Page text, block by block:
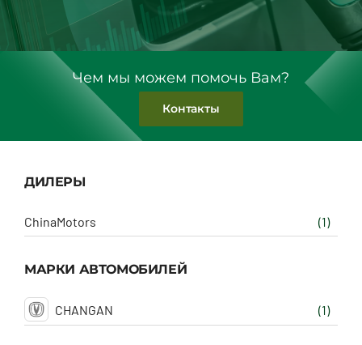
Чем мы можем помочь Вам?
Контакты
ДИЛЕРЫ
ChinaMotors (1)
МАРКИ АВТОМОБИЛЕЙ
CHANGAN (1)